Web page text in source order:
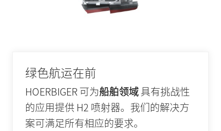
绿色航运在前
HOERBIGER 可为船舶领域具有挑战性
的应用提供 H2 喷射器。我们的解决方
案可满足所有相应的要求。